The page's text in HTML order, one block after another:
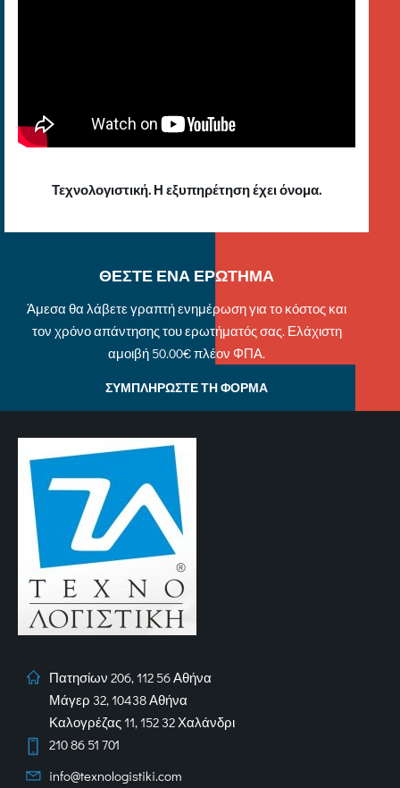
Τεχνολογιστική. Η εξυπηρέτηση έχει όνομα.
ΘΕΣΤΕ ΕΝΑ ΕΡΩΤΗΜΑ
Άμεσα θα λάβετε γραπτή ενημέρωση για το κόστος και
τον χρόνο απάντησης του ερωτήματός σας. Ελάχιστη
αμοιβή 50.00€ πλέον ΦΠΑ.
ΣΥΜΠΛΗΡΩΣΤΕ ΤΗ ΦΟΡΜΑ
Πατησίων 206, 112 56 Αθήνα
Μάγερ 32, 10438 Αθήνα
Καλογρέζας 11, 152 32 Χαλάνδρι
210 86 51 701
info@texnologistiki.com